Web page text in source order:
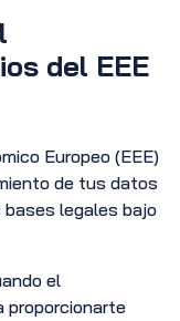
del EEE
Europeo (EEE)
de tus datos
legales bajo
el
proporcionarte